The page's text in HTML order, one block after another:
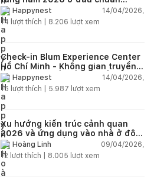
nhất?Happynest
14/04/2026,
14 lượt thích | 8.206 lượt xem
Check-in Blum Experience Center
Hồ Chí Minh - Không gian truyền
cảm hứng thiết kế nội thất
Happynest
14/04/2026,
16 lượt thích | 5.987 lượt xem
Xu hướng kiến trúc cảnh quan
2026 và ứng dụng vào nhà ở đô
thị hiện đại
Hoàng Linh
09/04/2026,
12 lượt thích | 8.005 lượt xem